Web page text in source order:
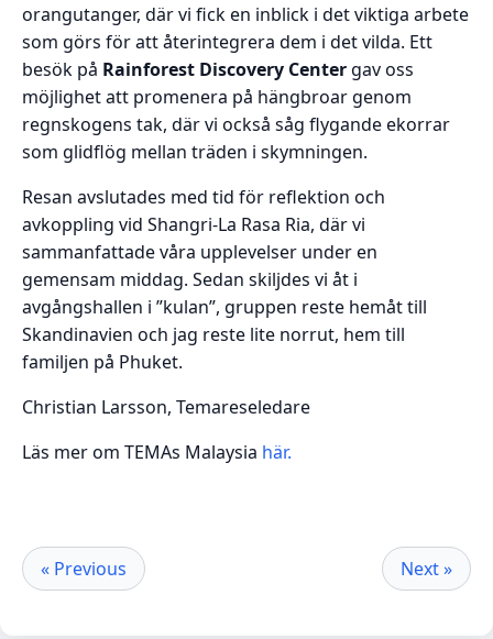
orangutanger, där vi fick en inblick i det viktiga arbete
som görs för att återintegrera dem i det vilda. Ett
besök på Rainforest Discovery Center gav oss
möjlighet att promenera på hängbroar genom
regnskogens tak, där vi också såg flygande ekorrar
som glidflög mellan träden i skymningen.
Resan avslutades med tid för reflektion och
avkoppling vid Shangri-La Rasa Ria, där vi
sammanfattade våra upplevelser under en
gemensam middag. Sedan skiljdes vi åt i
avgångshallen i ”kulan”, gruppen reste hemåt till
Skandinavien och jag reste lite norrut, hem till
familjen på Phuket.
Christian Larsson, Temareseledare
Läs mer om TEMAs Malaysia här.
« Previous Next »